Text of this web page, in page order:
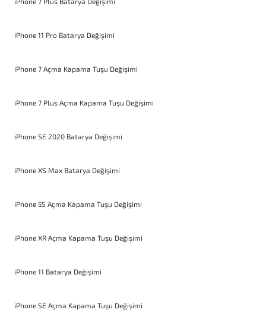
iPhone 11 Pro Batarya Değişimi
iPhone 7 Açma Kapama Tuşu Değişimi
iPhone 7 Plus Açma Kapama Tuşu Değişimi
iPhone SE 2020 Batarya Değişimi
iPhone XS Max Batarya Değişimi
iPhone 5S Açma Kapama Tuşu Değişimi
iPhone XR Açma Kapama Tuşu Değişimi
iPhone 11 Batarya Değişimi
iPhone SE Açma Kapama Tuşu Değişimi